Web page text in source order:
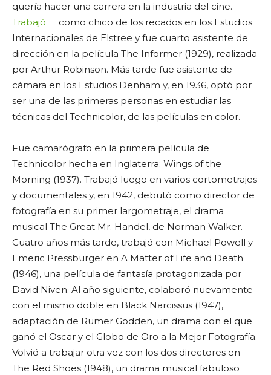
quería hacer una carrera en la industria del cine.
Trabajó
como chico de los recados en los Estudios
Internacionales de Elstree y fue cuarto asistente de
dirección en la película The Informer (1929), realizada
por Arthur Robinson. Más tarde fue asistente de
cámara en los Estudios Denham y, en 1936, optó por
ser una de las primeras personas en estudiar las
técnicas del Technicolor, de las películas en color.
Fue camarógrafo en la primera película de
Technicolor hecha en Inglaterra: Wings of the
Morning (1937). Trabajó luego en varios cortometrajes
y documentales y, en 1942, debutó como director de
fotografía en su primer largometraje, el drama
musical The Great Mr. Handel, de Norman Walker.
Cuatro años más tarde, trabajó con Michael Powell y
Emeric Pressburger en A Matter of Life and Death
(1946), una película de fantasía protagonizada por
David Niven. Al año siguiente, colaboró nuevamente
con el mismo doble en Black Narcissus (1947),
adaptación de Rumer Godden, un drama con el que
ganó el Oscar y el Globo de Oro a la Mejor Fotografía.
Volvió a trabajar otra vez con los dos directores en
The Red Shoes (1948), un drama musical fabuloso